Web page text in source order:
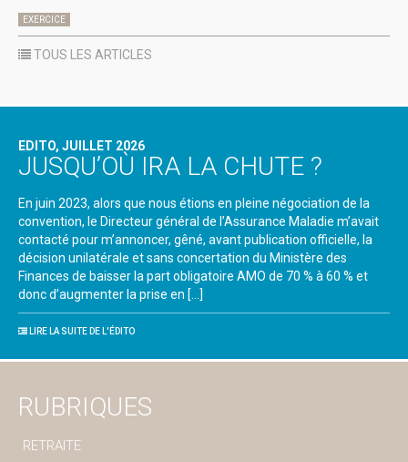
EXERCICE
TOUS LES ARTICLES
EDITO, JUILLET 2026
JUSQU’OÙ IRA LA CHUTE ?
En juin 2023, alors que nous étions en pleine négociation de la
convention, le Directeur général de l’Assurance Maladie m’avait
contacté pour m’annoncer, gêné, avant publication officielle, la
décision unilatérale et sans concertation du Ministère des
Finances de baisser la part obligatoire AMO de 70 % à 60 % et
donc d’augmenter la prise en […]
LIRE LA SUITE DE L'ÉDITO
RUBRIQUES
RETRAITE